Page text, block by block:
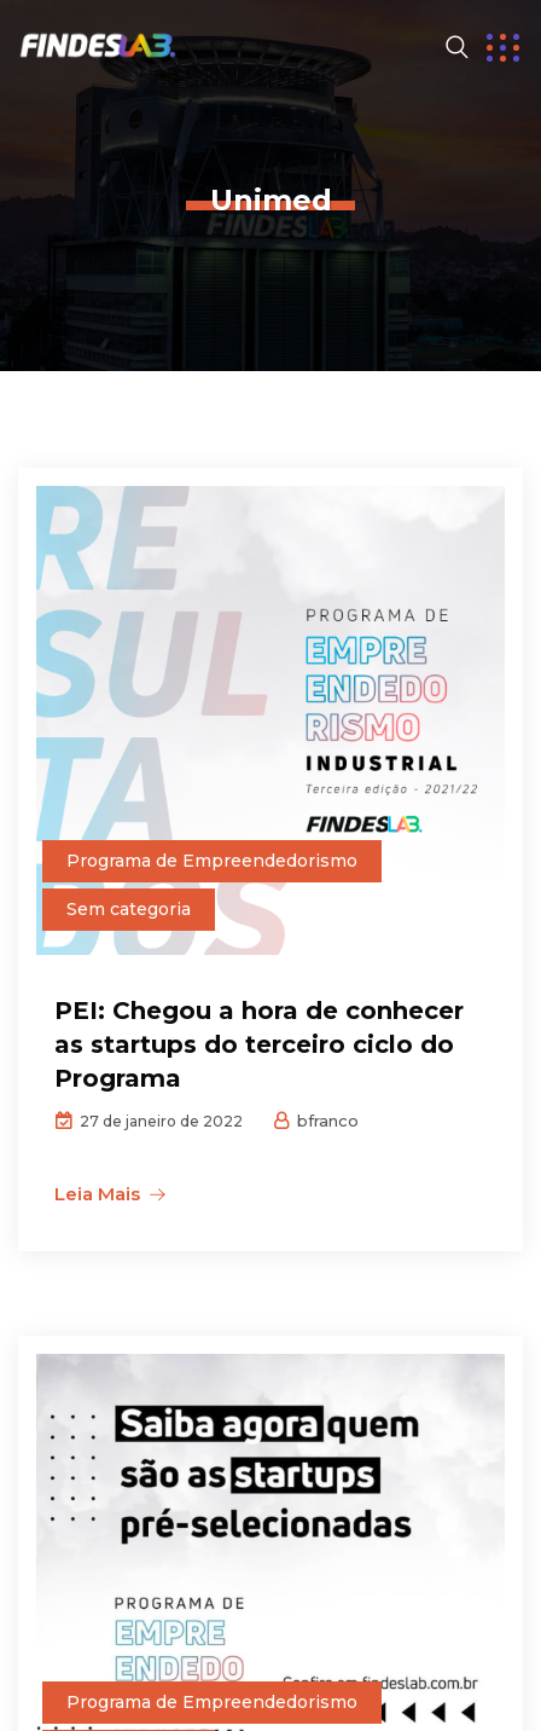
Unimed
Programa de Empreendedorismo
Sem categoria
PEI: Chegou a hora de conhecer
as startups do terceiro ciclo do
Programa
27 de janeiro de 2022 bfranco
Leia Mais
Programa de Empreendedorismo